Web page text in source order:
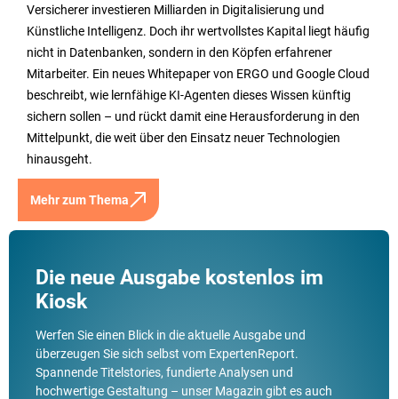
Versicherer investieren Milliarden in Digitalisierung und
Künstliche Intelligenz. Doch ihr wertvollstes Kapital liegt häufig
nicht in Datenbanken, sondern in den Köpfen erfahrener
Mitarbeiter. Ein neues Whitepaper von ERGO und Google Cloud
beschreibt, wie lernfähige KI-Agenten dieses Wissen künftig
sichern sollen – und rückt damit eine Herausforderung in den
Mittelpunkt, die weit über den Einsatz neuer Technologien
hinausgeht.
Die neue Ausgabe kostenlos im
Kiosk
Werfen Sie einen Blick in die aktuelle Ausgabe und
überzeugen Sie sich selbst vom ExpertenReport.
Spannende Titelstories, fundierte Analysen und